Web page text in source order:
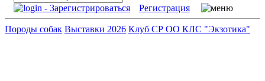
Регистрация
Породы собак Выставки 2026 Клуб СР ОО КЛС "Экзотика"